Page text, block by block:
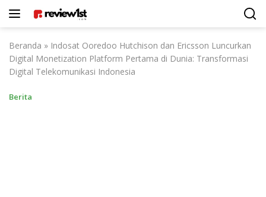
Beranda » Indosat Ooredoo Hutchison dan Ericsson Luncurkan
Digital Monetization Platform Pertama di Dunia: Transformasi
Digital Telekomunikasi Indonesia
Berita